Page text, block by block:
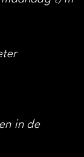
in de